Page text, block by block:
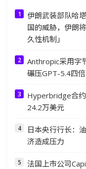
伊朗武装部队哈
国的威胁，伊朗
久性机制」
Anthropic采用字
碾压GPT-5.4四倍
Hyperbridge合
24.2万美元
日本央行行长：
济造成压力
法国上市公司